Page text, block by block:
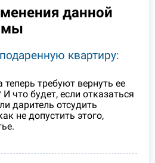
данной
квартиру:
теперь требуют вернуть ее
что будет, если отказаться
даритель отсудить
не допустить этого,